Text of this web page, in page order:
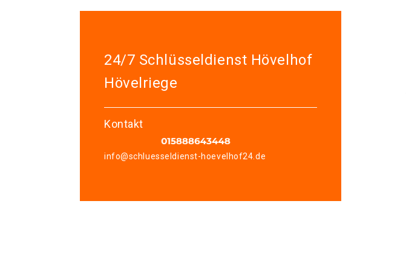
24/7 Schlüsseldienst Hövelhof
Hövelriege
Kontakt
info@schluesseldienst-hoevelhof24.de